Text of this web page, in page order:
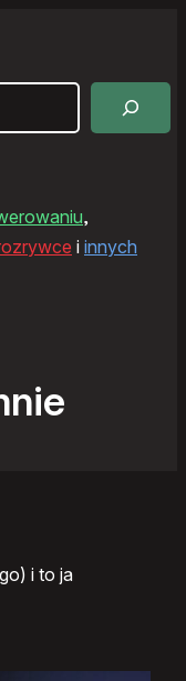
,
i innych
i to ja